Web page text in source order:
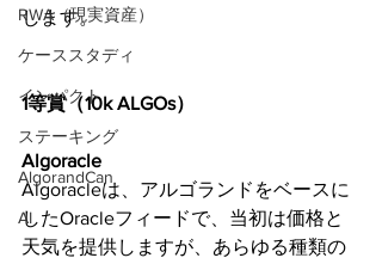
RWA（現実資産）
ケーススタディ
インパクト
ステーキング
AlgorandCan
AI
します。
1等賞（10k ALGOs）
Algoracle
Algoracleは、アルゴランドをベースに
したOracleフィードで、当初は価格と
天気を提供しますが、あらゆる種類の